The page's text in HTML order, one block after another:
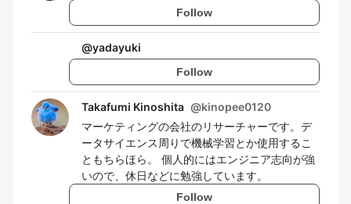
Follow
@yadayuki
Follow
Takafumi Kinoshita @kinopee0120
マーケティングの会社のリサーチャーです。デ
ータサイエンス周りで機械学習とか使用するこ
ともちらほら。 個人的にはエンジニア志向が強
いので、休日などに勉強しています。
Follow